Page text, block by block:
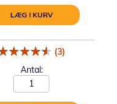
LÆG I KURV
(3)
Antal: